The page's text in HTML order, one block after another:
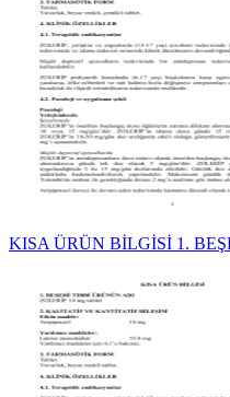
KISA ÜRÜN BİLGİSİ 1.